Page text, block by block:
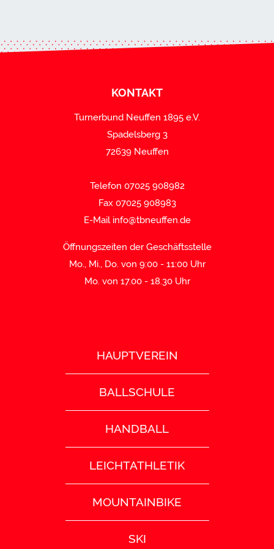
KONTAKT
Turnerbund Neuffen 1895 e.V.
Spadelsberg 3
72639 Neuffen
Telefon 07025 908982
Fax 07025 908983
E-Mail info@tbneuffen.de
Öffnungszeiten der Geschäftsstelle
Mo., Mi., Do. von 9:00 - 11:00 Uhr
Mo. von 17.00 - 18.30 Uhr
HAUPTVEREIN
BALLSCHULE
HANDBALL
LEICHTATHLETIK
MOUNTAINBIKE
SKI